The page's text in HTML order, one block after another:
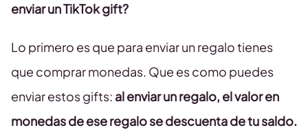
enviar un TikTok gift?
Lo primero es que para enviar un regalo tienes
que comprar monedas. Que es como puedes
enviar estos gifts: al enviar un regalo, el valor en
monedas de ese regalo se descuenta de tu saldo.